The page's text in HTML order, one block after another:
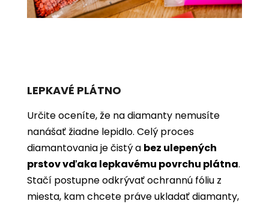
LEPKAVÉ PLÁTNO
Určite oceníte, že na diamanty nemusíte
nanášať žiadne lepidlo. Celý proces
diamantovania je čistý a bez ulepených
prstov vďaka lepkavému povrchu plátna.
Stačí postupne odkrývať ochrannú fóliu z
miesta, kam chcete práve ukladať diamanty,